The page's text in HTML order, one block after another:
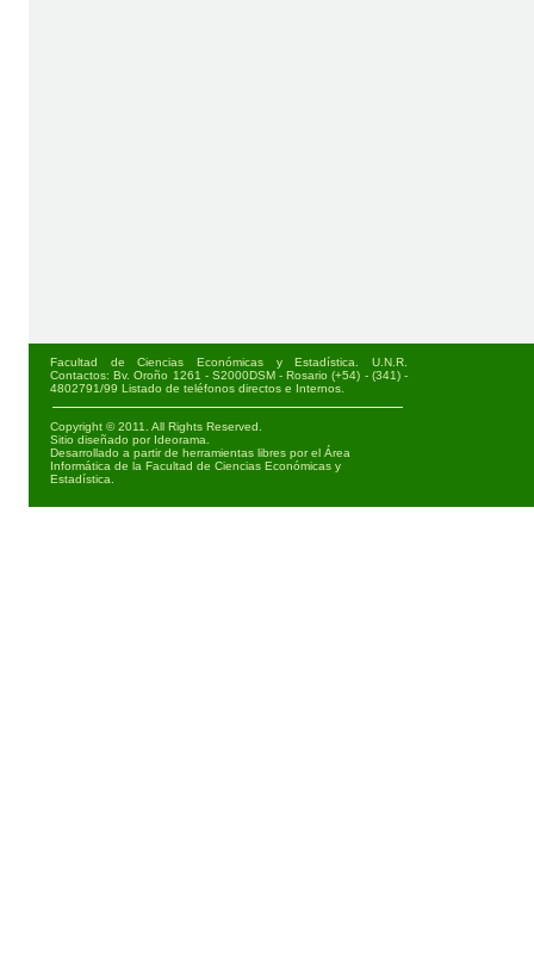
Facultad de Ciencias Económicas y Estadística. U.N.R.
Contactos: Bv. Oroño 1261 - S2000DSM - Rosario (+54) - (341) -
4802791/99 Listado de teléfonos directos e Internos
Copyright © 2011. All Rights Reserved.
Sitio diseñado por Ideorama
Desarrollado a partir de herramientas libres por el Área
Informática de la Facultad de Ciencias Económicas y
Estadística.